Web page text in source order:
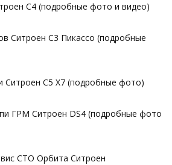
С4 (подробные фото и видео)
Ситроен С3 Пикассо (подробные
Ситроен С5 Х7 (подробные фото)
ГРМ Ситроен DS4 (подробные фото
СТО Орбита Ситроен